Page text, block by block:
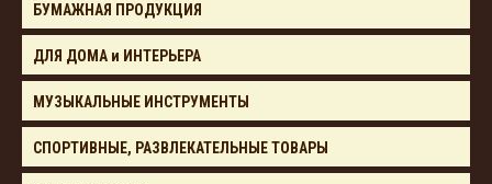
БУМАЖНАЯ ПРОДУКЦИЯ
ДЛЯ ДОМА и ИНТЕРЬЕРА
МУЗЫКАЛЬНЫЕ ИНСТРУМЕНТЫ
СПОРТИВНЫЕ, РАЗВЛЕКАТЕЛЬНЫЕ ТОВАРЫ